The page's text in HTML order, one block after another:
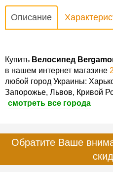
Описание
Купить Велосипед
в нашем интернет магазине
любой город Украины:
Запорожье, Львов, Кривой
смотреть все города
Обратите Ваше